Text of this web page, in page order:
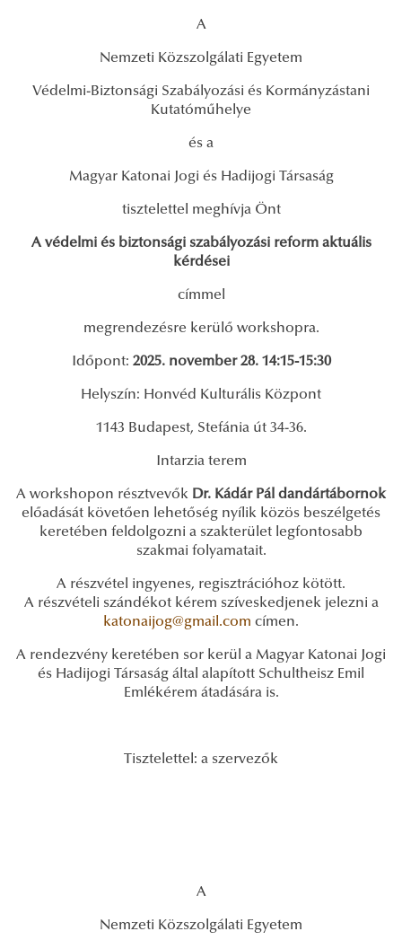
A
Nemzeti Közszolgálati Egyetem
Védelmi-Biztonsági Szabályozási és Kormányzástani
Kutatóműhelye
és a
Magyar Katonai Jogi és Hadijogi Társaság
tisztelettel meghívja Önt
A védelmi és biztonsági szabályozási reform aktuális
kérdései
címmel
megrendezésre kerülő workshopra.
Időpont: 2025. november 28. 14:15-15:30
Helyszín: Honvéd Kulturális Központ
1143 Budapest, Stefánia út 34-36.
Intarzia terem
A workshopon résztvevők Dr. Kádár Pál dandártábornok
előadását követően lehetőség nyílik közös beszélgetés
keretében feldolgozni a szakterület legfontosabb
szakmai folyamatait.
A részvétel ingyenes, regisztrációhoz kötött.
A részvételi szándékot kérem szíveskedjenek jelezni a
katonaijog@gmail.com címen.
A rendezvény keretében sor kerül a Magyar Katonai Jogi
és Hadijogi Társaság által alapított Schultheisz Emil
Emlékérem átadására is.
Tisztelettel: a szervezők
A
Nemzeti Közszolgálati Egyetem